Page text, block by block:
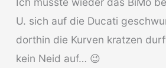
U. sich auf die Ducati
dorthin die Kurven kratzen
kein Neid auf… 😉